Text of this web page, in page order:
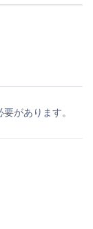
があります。